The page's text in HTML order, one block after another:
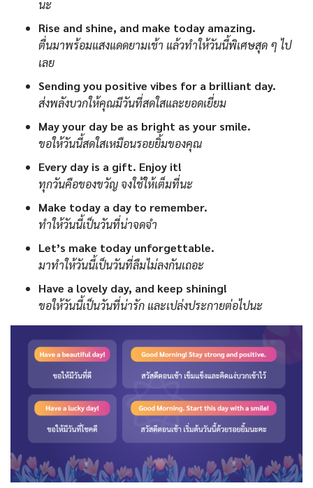
นะ
Rise and shine, and make today amazing.
ตื่นมาพร้อมแสงแดดยามเช้า แล้วทำให้วันนี้พิเศษสุด ๆ ไป
เลย
Sending you positive vibes for a brilliant day.
ส่งพลังบวกให้คุณมีวันที่สดใสและยอดเยี่ยม
May your day be as bright as your smile.
ขอให้วันนี้สดใสเหมือนรอยยิ้มของคุณ
Every day is a gift. Enjoy it!
ทุกวันคือของขวัญ จงใช้ให้เต็มที่นะ
Make today a day to remember.
ทำให้วันนี้เป็นวันที่น่าจดจำ
Let’s make today unforgettable.
มาทำให้วันนี้เป็นวันที่ลืมไม่ลงกันเถอะ
Have a lovely day, and keep shining!
ขอให้วันนี้เป็นวันที่น่ารัก และเปล่งประกายต่อไปนะ